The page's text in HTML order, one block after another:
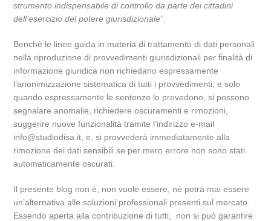
strumento indispensabile di controllo da parte dei cittadini
dell’esercizio del potere giurisdizionale”
Benchè le linee guida in materia di trattamento di dati personali
nella riproduzione di provvedimenti giurisdizionali per finalità di
informazione giuridica non richiedano espressamente
l’anonimizzazione sistematica di tutti i provvedimenti, e solo
quando espressamente le sentenze lo prevedono, si possono
segnalare anomalie, richiedere oscuramenti e rimozioni,
suggerire nuove funzionalità tramite l’indirizzo e-mail
info@studiodisa.it, e, si provvederà immediatamente alla
rimozione dei dati sensibili se per mero errore non sono stati
automaticamente oscurati.
Il presente blog non è, non vuole essere, né potrà mai essere
un’alternativa alle soluzioni professionali presenti sul mercato.
Essendo aperta alla contribuzione di tutti, non si può garantire